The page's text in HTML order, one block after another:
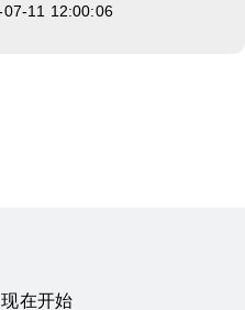
07-11 12:00:06
在开始